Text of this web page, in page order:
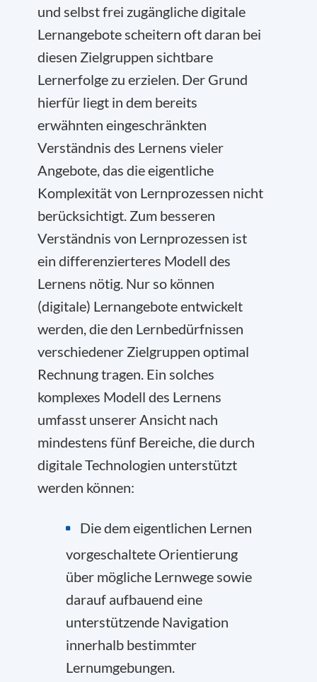
und selbst frei zugängliche digitale
Lernangebote scheitern oft daran bei
diesen Zielgruppen sichtbare
Lernerfolge zu erzielen. Der Grund
hierfür liegt in dem bereits
erwähnten eingeschränkten
Verständnis des Lernens vieler
Angebote, das die eigentliche
Komplexität von Lernprozessen nicht
berücksichtigt. Zum besseren
Verständnis von Lernprozessen ist
ein differenzierteres Modell des
Lernens nötig. Nur so können
(digitale) Lernangebote entwickelt
werden, die den Lernbedürfnissen
verschiedener Zielgruppen optimal
Rechnung tragen. Ein solches
komplexes Modell des Lernens
umfasst unserer Ansicht nach
mindestens fünf Bereiche, die durch
digitale Technologien unterstützt
werden können:
Die dem eigentlichen Lernen
vorgeschaltete Orientierung
über mögliche Lernwege sowie
darauf aufbauend eine
unterstützende Navigation
innerhalb bestimmter
Lernumgebungen.